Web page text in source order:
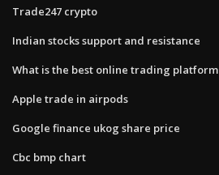
Trade247 crypto
Indian stocks support and resistance
What is the best online trading platform
Apple trade in airpods
Google finance ukog share price
Cbc bmp chart